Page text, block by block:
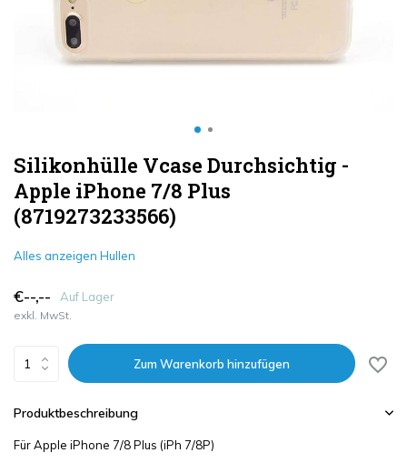
Silikonhülle Vcase Durchsichtig -
Apple iPhone 7/8 Plus
(8719273233566)
Alles anzeigen Hullen
€--,-- Auf Lager
exkl. MwSt.
Zum Warenkorb hinzufügen
Produktbeschreibung
Für Apple iPhone 7/8 Plus (iPh 7/8P)